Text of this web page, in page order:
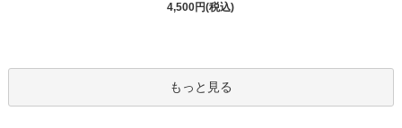
4,500円(税込)
もっと見る